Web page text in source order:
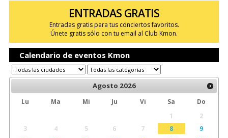
ENTRADAS GRATIS
Entradas gratis para tus conciertos favoritos.
Únete gratis sólo con tu email al Club Kmon.
Calendario de eventos Kmon
Agosto 2026
Lu Ma Mi Ju Vi Sa
Do
1
2
3
4 5 6 7 8
9